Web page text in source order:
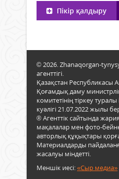
Пікір қалдыру
© 2026. Zhanaqorgan-
агенттігі.
Қазақстан Республикасы
Қоғамдық даму
комитетінің тіркеу
куәлігі 21.07.2022 жылы
® Агенттік сайтында
мақалалар мен фото-
авторлық құқықтары
Материалдарды
жасалуы міндетті.
Меншік иесі:«Сыр медиа»